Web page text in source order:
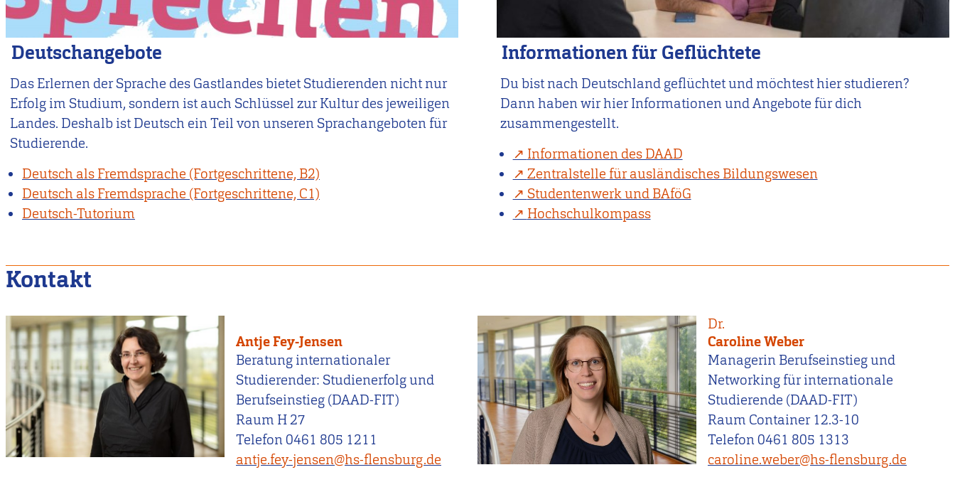
Deutschangebote
Das Erlernen der Sprache des Gastlandes bietet Studierenden nicht nur
Erfolg im Studium, sondern ist auch Schlüssel zur Kultur des jeweiligen
Landes. Deshalb ist Deutsch ein Teil von unseren Sprachangeboten für
Studierende.
Deutsch als Fremdsprache (Fortgeschrittene, B2)
Deutsch als Fremdsprache (Fortgeschrittene, C1)
Deutsch-Tutorium
Informationen für Geflüchtete
Du bist nach Deutschland geflüchtet und möchtest hier studieren?
Dann haben wir hier Informationen und Angebote für dich
zusammengestellt.
Informationen des DAAD
Zentralstelle für ausländisches Bildungswesen
Studentenwerk und BAföG
Hochschulkompass
Kontakt
Antje Fey-Jensen
Beratung internationaler
Studierender: Studienerfolg und
Berufseinstieg (DAAD-FIT)
Raum H 27
Telefon 0461 805 1211
antje.fey-jensen@hs-flensburg.de
Dr.
Caroline Weber
Managerin Berufseinstieg und
Networking für internationale
Studierende (DAAD-FIT)
Raum Container 12.3-10
Telefon 0461 805 1313
caroline.weber@hs-flensburg.de